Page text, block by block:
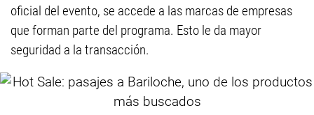
oficial del evento, se accede a las marcas de empresas
que forman parte del programa. Esto le da mayor
seguridad a la transacción.